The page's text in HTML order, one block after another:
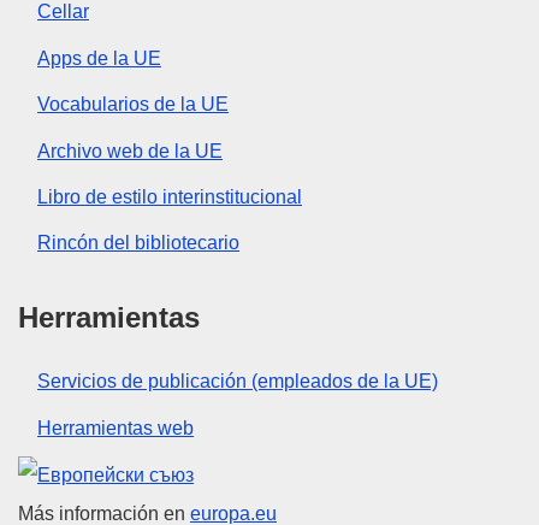
Cellar
Apps de la UE
Vocabularios de la UE
Archivo web de la UE
Libro de estilo interinstitucional
Rincón del bibliotecario
Herramientas
Servicios de publicación (empleados de la UE)
Herramientas web
Unión Europea
Más información en europa.eu